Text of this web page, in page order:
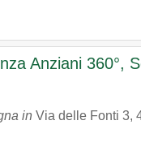
Anziani 360°,
in Via delle Fonti 3,